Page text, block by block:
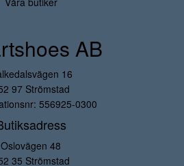
AB
16
97 Strömstad
556925-0300
Oslovägen 48
35 Strömstad